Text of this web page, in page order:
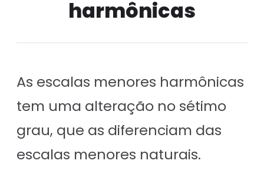
harmônicas
As escalas menores harmônicas
tem uma alteração no sétimo
grau, que as diferenciam das
escalas menores naturais.